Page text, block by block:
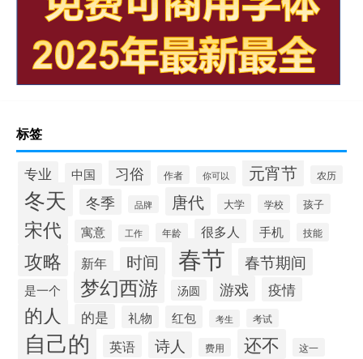
标签
专业 中国 习俗 作者 你可以 元宵节 农历
冬天 冬季 品牌 唐代 大学 学校 孩子
宋代 寓意 工作 年龄 很多人 手机 技能
攻略 新年 时间 春节 春节期间
是一个 梦幻西游 汤圆 游戏 疫情
的人 的是 礼物 红包 考生 考试
自己的 英语 诗人 费用 还不 这一